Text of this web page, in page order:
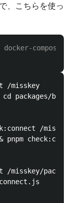
、こちらを使っ
compose
/misskey
cd packages/
/misskey
misskey/